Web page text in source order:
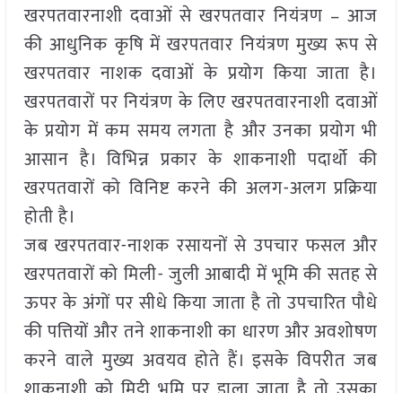
खरपतवारनाशी दवाओं से खरपतवार नियंत्रण – आज
की आधुनिक कृषि में खरपतवार नियंत्रण मुख्य रूप से
खरपतवार नाशक दवाओं के प्रयोग किया जाता है।
खरपतवारों पर नियंत्रण के लिए खरपतवारनाशी दवाओं
के प्रयोग में कम समय लगता है और उनका प्रयोग भी
आसान है। विभिन्न प्रकार के शाकनाशी पदार्थो की
खरपतवारों को विनिष्ट करने की अलग-अलग प्रक्रिया
होती है।
जब खरपतवार-नाशक रसायनों से उपचार फसल और
खरपतवारों को मिली- जुली आबादी में भूमि की सतह से
ऊपर के अंगों पर सीधे किया जाता है तो उपचारित पौधे
की पत्तियों और तने शाकनाशी का धारण और अवशोषण
करने वाले मुख्य अवयव होते हैं। इसके विपरीत जब